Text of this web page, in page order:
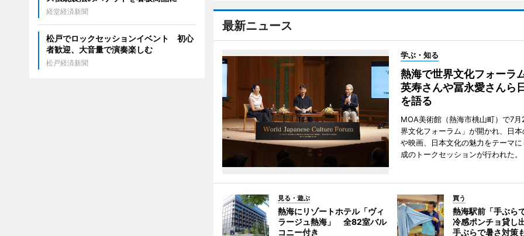
最新ニュース
学ぶ・知る
熱海で世界文化フォー
英寿さんや冨永愛さんら
を語る
MOA美術館（熱海市桃山町）で7
界文化フォーラム」が開かれ、日
や映画、日本文化の魅力をテーマ
成のトークセッションが行われた。
見る・遊ぶ
熱海にリゾートホテル「ヴィ
ラージュ熱海」 全82室バル
コニー付き
買う
熱海駅前「手ぶら
冷感ポンチョ貸
手ぶらで暑さ対策
経堂経済新聞
松戸でロックセッションイベント 初心
者歓迎、大音量で演奏楽しむ
松戸経済新聞